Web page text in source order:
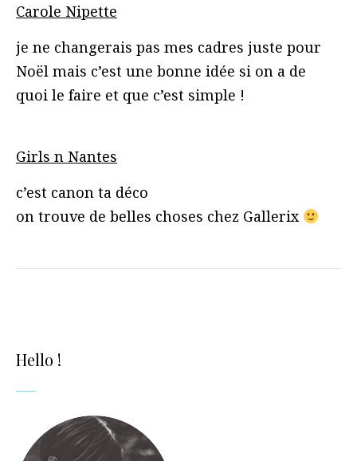
Carole Nipette
je ne changerais pas mes cadres juste pour
Noël mais c’est une bonne idée si on a de
quoi le faire et que c’est simple !
Girls n Nantes
c’est canon ta déco
on trouve de belles choses chez Gallerix
Hello !